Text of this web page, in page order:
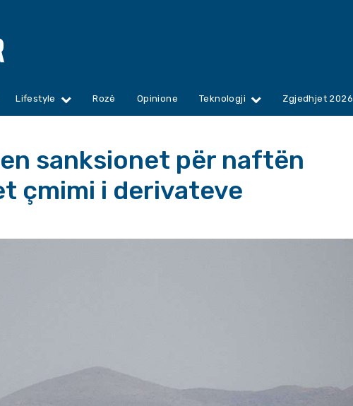
Lifestyle Rozë Opinione Teknologji Zgjedhjet 2026
sanksionet për naftën
çmimi i derivateve